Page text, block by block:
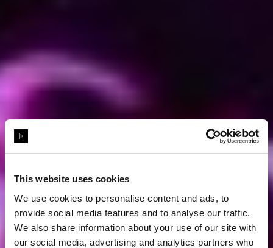
This website uses cookies
We use cookies to personalise content and ads, to
provide social media features and to analyse our traffic.
We also share information about your use of our site with
our social media, advertising and analytics partners who